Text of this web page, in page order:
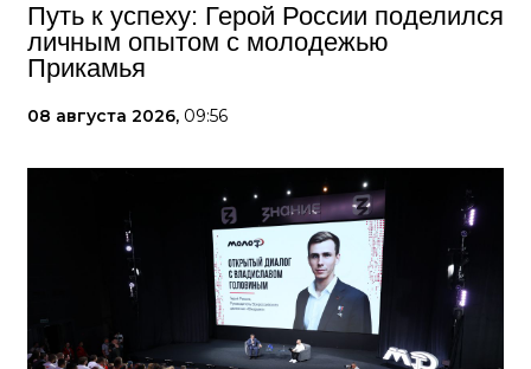
Путь к успеху: Герой России поделился
личным опытом с молодежью
Прикамья
08 августа 2026, 09:56